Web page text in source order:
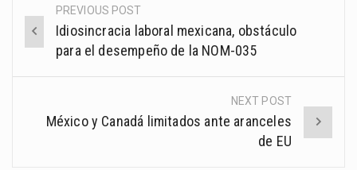
Post
navigation
PREVIOUS POST
Idiosincracia laboral mexicana, obstáculo
para el desempeño de la NOM-035
NEXT POST
México y Canadá limitados ante aranceles
de EU